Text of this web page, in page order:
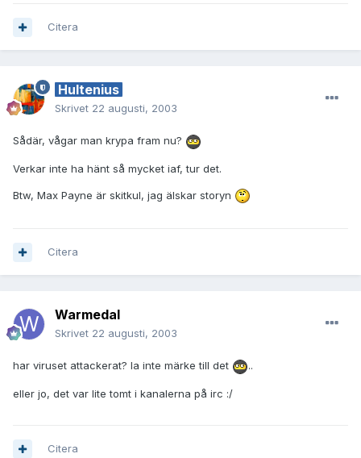
Citera
Hultenius
Skrivet 22 augusti, 2003
Sådär, vågar man krypa fram nu?
Verkar inte ha hänt så mycket iaf, tur det.
Btw, Max Payne är skitkul, jag älskar storyn
Citera
Warmedal
Skrivet 22 augusti, 2003
har viruset attackerat? la inte märke till det ..
eller jo, det var lite tomt i kanalerna på irc :/
Citera